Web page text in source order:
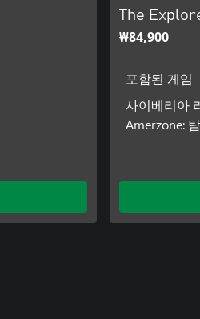
The
₩84,900
포함된 게임
사이베리아
Amerzone: